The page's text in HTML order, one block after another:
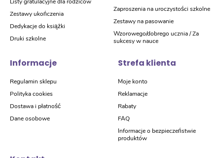
Zestawy ukończenia
Dedykacje do książki
Druki szkolne
Zaproszenia na uroczystości szkolne
Zestawy na pasowanie
Wzorowego/dobrego ucznia / Za
sukcesy w nauce
Informacje
Regulamin sklepu
Polityka cookies
Dostawa i płatność
Dane osobowe
Strefa klienta
Moje konto
Reklamacje
Rabaty
FAQ
Informacje o bezpieczeństwie
produktów